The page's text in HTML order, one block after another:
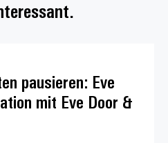
pausieren: Eve
mit Eve Door &